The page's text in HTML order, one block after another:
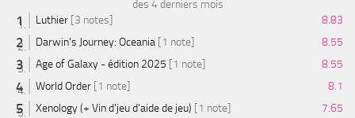
des 4 derniers mois
Luthier [3 notes]
8.83
Darwin's Journey: Oceania [1 note]
8.55
Age of Galaxy - édition 2025 [1 note]
8.55
World Order [1 note]
8.1
Xenology (+ Vin d'jeu d'aide de jeu) [1 note]
7.65